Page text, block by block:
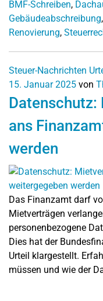
BMF-Schreiben,
Gebäudeabschreibung,
Renovierung,
Steuer-Nachrichten
15. Januar 2025 von
ans
werden
Das Finanzamt darf
Mietverträgen
personenbezogene
Dies hat der
Urteil klargestellt.
müssen und wie der